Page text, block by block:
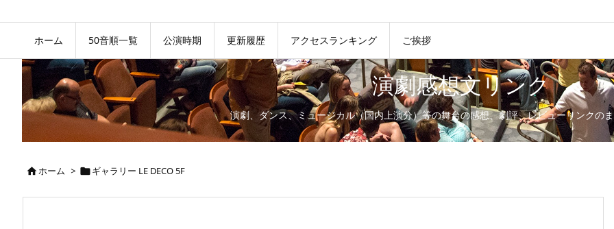
ホーム 50音順一覧 公演時期 更新履歴 アクセスランキング ご挨拶
演劇感想文リンク
演劇、ダンス、ミュージカル（国内上演分）等の舞台の感想、劇評、レビューリンクの
ホーム > ギャラリー LE DECO 5F